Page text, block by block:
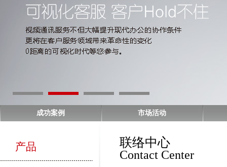
成功案例 市场活动
产品 联络中心
Contact Center